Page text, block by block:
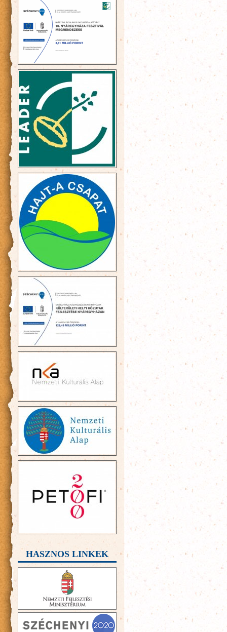
HASZNOS LINKEK